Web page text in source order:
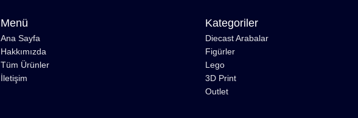
Menü
Ana Sayfa
Hakkımızda
Tüm Ürünler
İletişim
Kategoriler
Diecast Arabalar
Figürler
Lego
3D Print
Outlet